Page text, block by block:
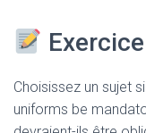
Choisissez un sujet
uniforms be